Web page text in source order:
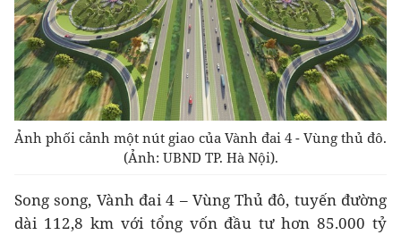
Ảnh phối cảnh một nút giao của Vành đai 4 - Vùng thủ đô.
(Ảnh: UBND TP. Hà Nội).
Song song, Vành đai 4 – Vùng Thủ đô, tuyến đường
dài 112,8 km với tổng vốn đầu tư hơn 85.000 tỷ